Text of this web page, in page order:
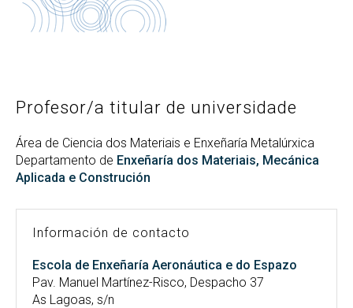
BuscarBUSCAR
Twitter
Profesor/a titular de universidade
Área de Ciencia dos Materiais e Enxeñaría Metalúrxica
Departamento de Enxeñaría dos Materiais, Mecánica
Aplicada e Construción
Información de contacto
Escola de Enxeñaría Aeronáutica e do Espazo
Pav. Manuel Martínez-Risco, Despacho 37
As Lagoas, s/n